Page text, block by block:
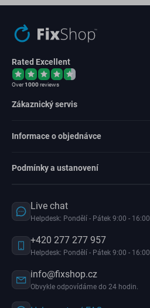
Rated Excellent
Over1000reviews
Zákaznický servis
Informace o objednávce
Podmínky a ustanovení
Live chat
Helpdesk: Pondělí - Pátek 9:00 - 16:00
+420 277 277 957
Helpdesk: Pondělí - Pátek 9:00 - 16:00
info@fixshop.cz
Obvykle odpovídáme do 24 hodin.